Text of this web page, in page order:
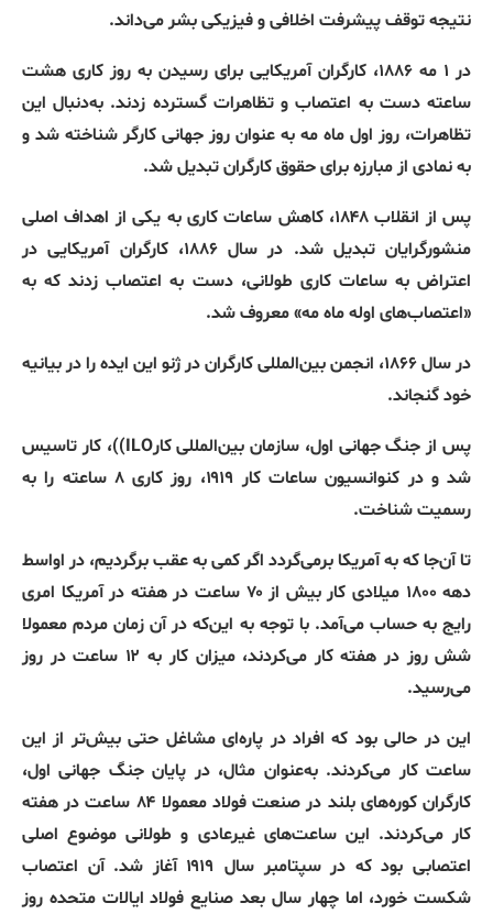
نتیجه توقف پیشرفت اخلافی و فیزیکی بشر می‌داند.
در ۱ مه ۱۸۸۶، کارگران آمریکایی برای رسیدن به روز کاری هشت
ساعته دست به اعتصاب و تظاهرات گسترده زدند. به‌دنبال این
تظاهرات، روز اول ماه مه به عنوان روز جهانی کارگر شناخته شد و
بهنمادی ازمبارزهبرایحقوقکارگرانتبدیلشد.
پس از انقلاب ۱۸۴۸، کاهش ساعات کاری به یکی از اهداف اصلی
منشورگرایان تبدیل شد. در سال ۱۸۸۶، کارگران آمریکایی در
اعتراض به ساعات کاری طولانی، دست به اعتصاب زدند که به
«اعتصاب‌های اولهماهمه»معروفشد.
درسال۱۸۶۶، انجمنبین‌المللیکارگراندرژنو این ایدهرادربیانیه
خودگنجاند.
پس از جنگ جهانی اول، سازمان بین‌المللی کارILO)‌) ،کار تاسیس
شد و در کنوانسیون ساعات کار ۱۹۱۹، روز کاری ۸ ساعته را به
رسمیتشناخت.
تاآن‌جاکهبهآمریکابرمی‌گردد اگرکمیبهعقببرگردیم، در اواسط
دهه ۱۸۰۰ میلادی کار بیش از ۷۰ ساعت در هفته در آمریکا امری
رایج به حساب می‌آمد.با توجه به این‌که در آن زمان مردم معمولا
شش روز در هفته کار می‌کردند، میزان کار به ۱۲ ساعت در روز
می‌رسید.
این در حالی بود که افراد در پاره‌ای مشاغل حتی بیش‌تر از این
ساعت کار می‌کردند.به‌عنوان مثال، در پایان جنگ جهانی اول،
کارگران کوره‌های بلند در صنعت فولاد معمولا ۸۴ ساعت در هفته
کار می‌کردند. این ساعت‌های غیرعادی و طولانی موضوع اصلی
اعتصابی بود که در سپتامبر سال ۱۹۱۹ آغاز شد.آن اعتصاب
شکست خورد، اما چهار سال بعد صنایع فولاد ایالات متحده روز